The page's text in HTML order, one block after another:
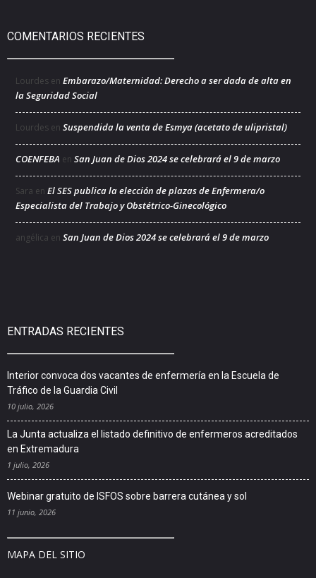
COMENTARIOS RECIENTES
Lourdes en Embarazo/Maternidad: Derecho a ser dada de alta en
la Seguridad Social
Lourdes en Suspendida la venta de Esmya (acetato de ulipristal)
COENFEBA en San Juan de Dios 2024 se celebrará el 9 de marzo
Sara en El SES publica la elección de plazas de Enfermera/o
Especialista del Trabajo y Obstétrico-Ginecológico
angélica en San Juan de Dios 2024 se celebrará el 9 de marzo
ENTRADAS RECIENTES
Interior convoca dos vacantes de enfermería en la Escuela de
Tráfico de la Guardia Civil
10 julio, 2026
La Junta actualiza el listado definitivo de enfermeros acreditados
en Extremadura
1 julio, 2026
Webinar gratuito de ISFOS sobre barrera cutánea y sol
11 junio, 2026
MAPA DEL SITIO